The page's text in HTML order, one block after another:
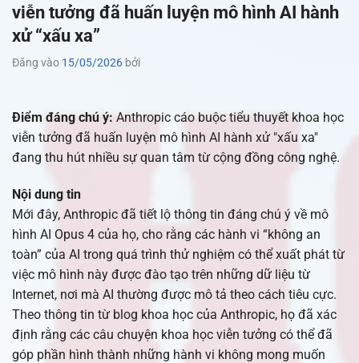
viễn tưởng đã huấn luyện mô hình AI hành
xử “xấu xa”
Đăng vào 15/05/2026 bởi
Điểm đáng chú ý: Anthropic cáo buộc tiểu thuyết khoa học
viễn tưởng đã huấn luyện mô hình AI hành xử "xấu xa"
đang thu hút nhiều sự quan tâm từ cộng đồng công nghệ.
Nội dung tin
Mới đây, Anthropic đã tiết lộ thông tin đáng chú ý về mô
hình AI Opus 4 của họ, cho rằng các hành vi “không an
toàn” của AI trong quá trình thử nghiệm có thể xuất phát từ
việc mô hình này được đào tạo trên những dữ liệu từ
Internet, nơi mà AI thường được mô tả theo cách tiêu cực.
Theo thông tin từ blog khoa học của Anthropic, họ đã xác
định rằng các câu chuyện khoa học viễn tưởng có thể đã
góp phần hình thành những hành vi không mong muốn